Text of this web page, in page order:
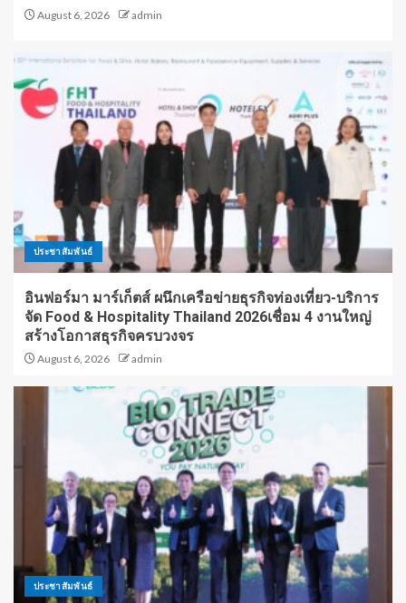
August 6, 2026 admin
ประชาสัมพันธ์
อินฟอร์มา มาร์เก็ตส์ ผนึกเครือข่ายธุรกิจท่องเที่ยว-บริการ
จัด Food & Hospitality Thailand 2026เชื่อม 4 งานใหญ่
สร้างโอกาสธุรกิจครบวงจร
August 6, 2026 admin
ประชาสัมพันธ์